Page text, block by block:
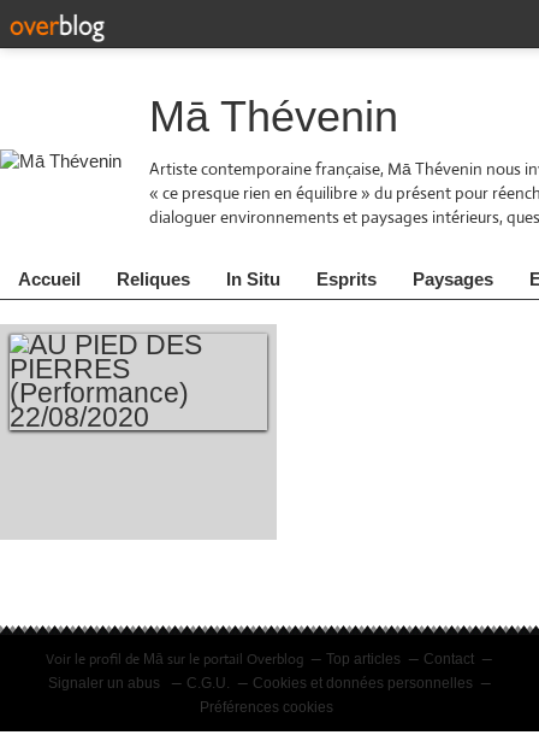
Mā Thévenin
Artiste contemporaine française, Mā Thévenin nous
« ce presque rien en équilibre » du présent pour
dialoguer environnements et paysages intérieurs,
Accueil Reliques In Situ Esprits Paysages
PIERRES
Voir le profil de Mā sur le portail Overblog Top articles
Contact
Signaler un abus
C.G.U.
Cookies et données personnelles
Préférences cookies